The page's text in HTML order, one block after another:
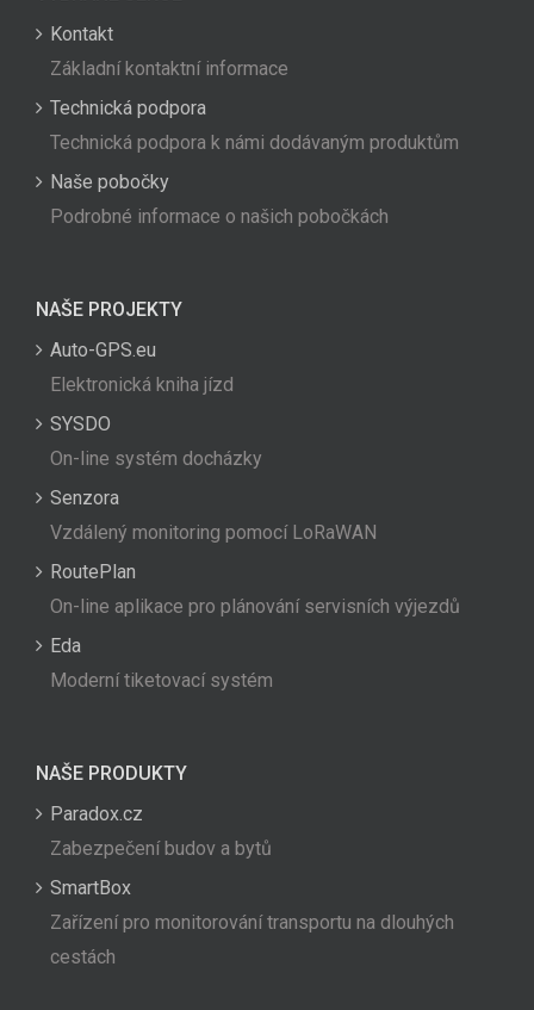
Kontakt
Základní kontaktní informace
Technická podpora
Technická podpora k námi dodávaným produktům
Naše pobočky
Podrobné informace o našich pobočkách
NAŠE PROJEKTY
Auto-GPS.eu
Elektronická kniha jízd
SYSDO
On-line systém docházky
Senzora
Vzdálený monitoring pomocí LoRaWAN
RoutePlan
On-line aplikace pro plánování servisních výjezdů
Eda
Moderní tiketovací systém
NAŠE PRODUKTY
Paradox.cz
Zabezpečení budov a bytů
SmartBox
Zařízení pro monitorování transportu na dlouhých
cestách